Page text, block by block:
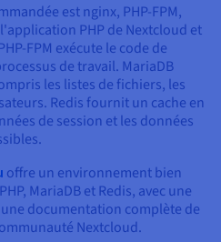
est nginx, PHP-FPM,
PHP de Nextcloud et
FPM exécute le code de
de travail. MariaDB
les listes de fichiers, les
Redis fournit un cache en
de session et les données
offre un environnement bien
MariaDB et Redis, avec une
documentation complète de
Nextcloud.